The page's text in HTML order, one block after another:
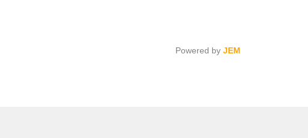
Powered by JEM